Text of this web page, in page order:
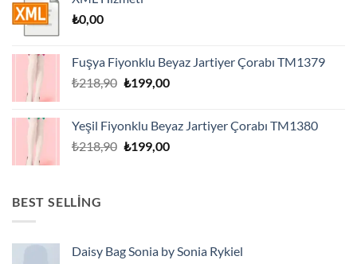
₺0,00
Fuşya Fiyonklu Beyaz Jartiyer Çorabı TM1379
₺218,90 Orijinal
₺199,00Şu
₺199,00.
Yeşil Fiyonklu Beyaz Jartiyer Çorabı TM1380
₺218,90 Orijinal
₺199,00Şu
BEST SELLING
Daisy Bag Sonia by Sonia Rykiel